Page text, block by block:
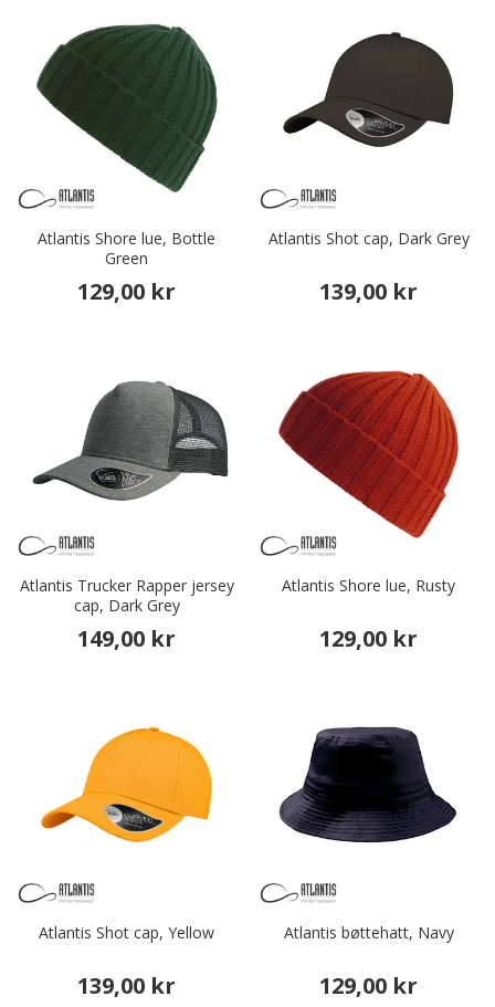
Atlantis Shore lue, Bottle
Green
129,00 kr
Atlantis Shot cap, Dark Grey
139,00 kr
Atlantis Trucker Rapper jersey
cap, Dark Grey
149,00 kr
Atlantis Shore lue, Rusty
129,00 kr
Atlantis Shot cap, Yellow
139,00 kr
Atlantis bøttehatt, Navy
129,00 kr